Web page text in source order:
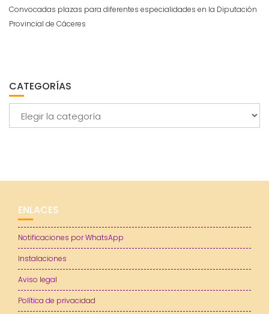
Convocadas plazas para diferentes especialidades en la Diputación
Provincial de Cáceres
CATEGORÍAS
ENLACES
Notificaciones por WhatsApp
Instalaciones
Aviso legal
Política de privacidad